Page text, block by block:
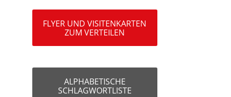
FLYER UND VISITENKARTEN
ZUM VERTEILEN
ALPHABETISCHE
SCHLAGWORTLISTE